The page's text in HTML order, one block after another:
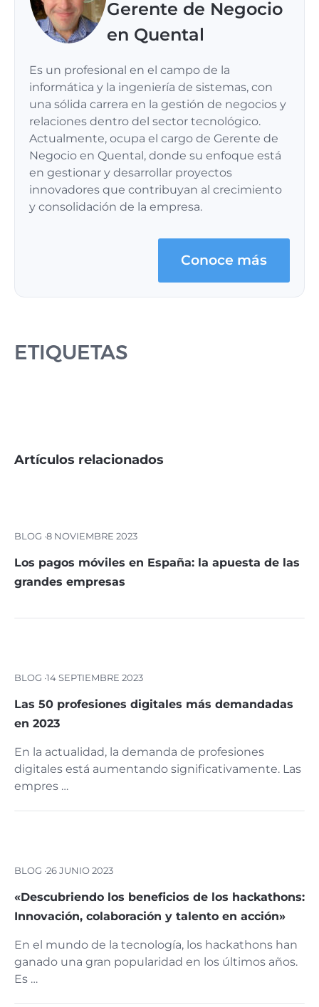
Gerente de Negocio
en Quental
Es un profesional en el campo de la
informática y la ingeniería de sistemas, con
una sólida carrera en la gestión de negocios y
relaciones dentro del sector tecnológico.
Actualmente, ocupa el cargo de Gerente de
Negocio en Quental, donde su enfoque está
en gestionar y desarrollar proyectos
innovadores que contribuyan al crecimiento
y consolidación de la empresa.
Conoce más
ETIQUETAS
Artículos relacionados
BLOG ·8 NOVIEMBRE 2023
Los pagos móviles en España: la apuesta de las
grandes empresas
BLOG ·14 SEPTIEMBRE 2023
Las 50 profesiones digitales más demandadas
en 2023
En la actualidad, la demanda de profesiones
digitales está aumentando significativamente. Las
empres …
BLOG ·26 JUNIO 2023
«Descubriendo los beneficios de los hackathons:
Innovación, colaboración y talento en acción»
En el mundo de la tecnología, los hackathons han
ganado una gran popularidad en los últimos años.
Es …